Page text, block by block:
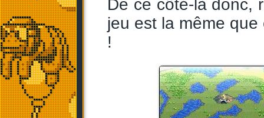
De ce côté-là donc,
jeu est la même
!